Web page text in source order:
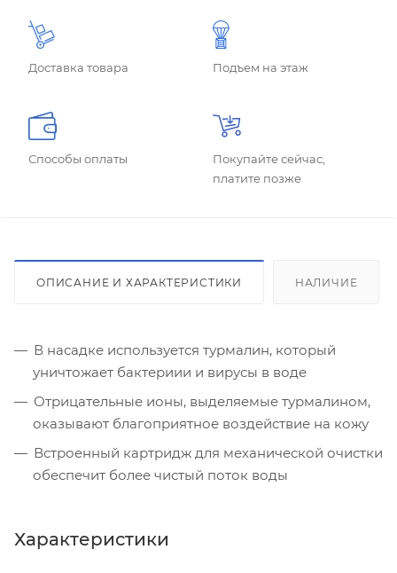
Доставка товара Подъем на этаж
Способы оплаты
Покупайте сейчас,
платите позже
ОПИСАНИЕ И ХАРАКТЕРИСТИКИ НАЛИЧИЕ
В насадке используется турмалин, который
уничтожает бактериии и вирусы в воде
Отрицательные ионы, выделяемые турмалином,
оказывают благоприятное воздействие на кожу
Встроенный картридж для механической очистки
обеспечит более чистый поток воды
Характеристики